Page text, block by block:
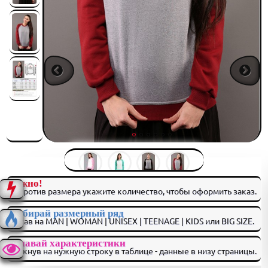
Важно!
Напротив размера укажите количество, чтобы оформить заказ.
Выбирай размерный ряд
нажав на MAN | WOMAN | UNISEX | TEENAGE | KIDS или BIG SIZE.
Узнавай характеристики
кликнув на нужную строку в таблице - данные в низу страницы.